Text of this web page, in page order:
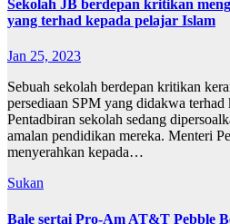
Sekolah JB berdepan kritikan
yang terhad kepada pelajar Islam
Jan 25, 2023
Sebuah sekolah berdepan kritikan
persediaan SPM yang didakwa terhad
Pentadbiran sekolah sedang
amalan pendidikan mereka. Menteri
menyerahkan kepada…
Sukan
Bale sertai Pro-Am AT&T Pebble